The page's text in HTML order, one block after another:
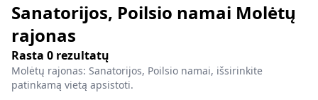
Sanatorijos, Poilsio namai Molėtų
rajonas
Rasta 0 rezultatų
Molėtų rajonas: Sanatorijos, Poilsio namai, išsirinkite
patinkamą vietą apsistoti.